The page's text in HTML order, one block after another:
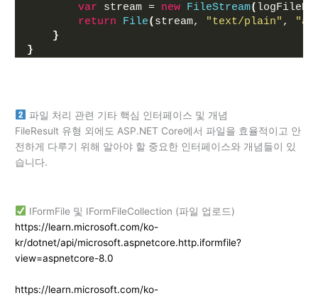
var stream = new FileStream(
return
File( stream, "text/plain" ,
}
}
파일 처리 관련 기타 핵심 인터페이스 및 개념
FileResult 유형 외에도 ASP.NET Core에서 파일을 효율적이고 안
전하게 다루기 위해 알아야 할 중요한 인터페이스와 개념들이 있
습니다.
IFormFile 및 IFormFileCollection (파일 업로드)
https://learn.microsoft.com/ko-
kr/dotnet/api/microsoft.aspnetcore.http.iformfile?
view=aspnetcore-8.0
https://learn.microsoft.com/ko-